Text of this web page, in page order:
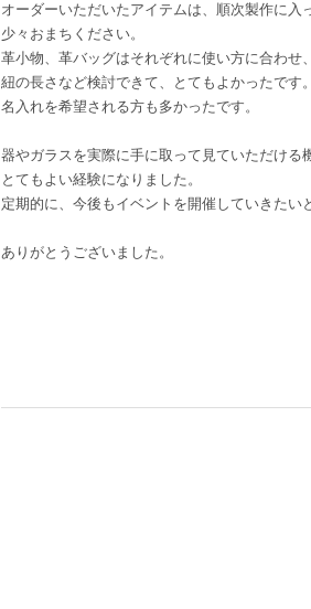
オーダーいただいたアイテムは、順次製作に入
少々おまちください。
革小物、革バッグはそれぞれに使い方に合わせ
紐の長さなど検討できて、とてもよかったです。
名入れを希望される方も多かったです。
器やガラスを実際に手に取って見ていただける
とてもよい経験になりました。
定期的に、今後もイベントを開催していきたい
ありがとうございました。